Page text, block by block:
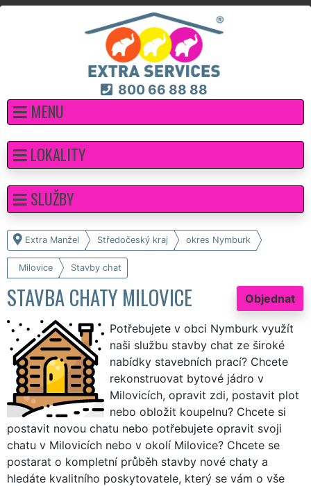
800 66 88 88
MENU
Extra Manžel Středočeský kraj okres Nymburk
Milovice Stavby chat
Objednat
STAVBA CHATY MILOVICE
Potřebujete v obci Nymburk využít
naši službu stavby chat ze široké
nabídky stavebních prací? Chcete
rekonstruovat bytové jádro v
Milovicích, opravit zdi, postavit plot
nebo obložit koupelnu? Chcete si
postavit novou chatu nebo potřebujete opravit svoji
chatu v Milovicích nebo v okolí Milovice? Chcete se
postarat o kompletní průběh stavby nové chaty a
hledáte kvalitního poskytovatele, který se vám o vše
LOKALITY
SLUŽBY